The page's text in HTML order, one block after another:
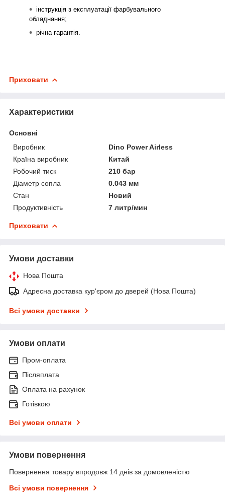
інструкція з експлуатації фарбувального
обладнання;
річна гарантія.
Приховати
Характеристики
Основні
Виробник
Dino Power Airless
Країна виробник
Китай
Робочий тиск
210 бар
Діаметр сопла
0.043 мм
Стан
Новий
Продуктивність
7 литр/мин
Приховати
Умови доставки
Нова Пошта
Адресна доставка кур'єром до дверей (Нова Пошта)
Всі умови доставки
Умови оплати
Пром-оплата
Післяплата
Оплата на рахунок
Готівкою
Всі умови оплати
Умови повернення
Повернення товару впродовж 14 днів за домовленістю
Всі умови повернення